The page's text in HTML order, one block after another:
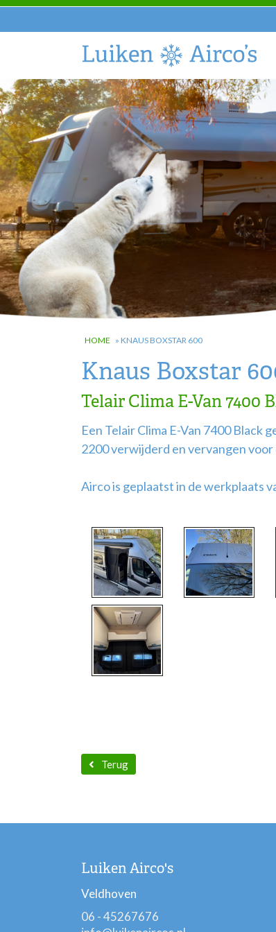
HOME » KNAUS BOXSTAR 600
Knaus Boxstar
Telair Clima E-Van 7400
Een Telair Clima E-Van 7400 Black
2200 verwijderd en vervangen voor
Airco is geplaatst in de werkplaats
Terug
Luiken Airco's
Veldhoven
06 - 45267676